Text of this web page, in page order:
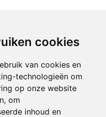
cookies
van cookies en
technologieën om
op onze website
om
inhoud en